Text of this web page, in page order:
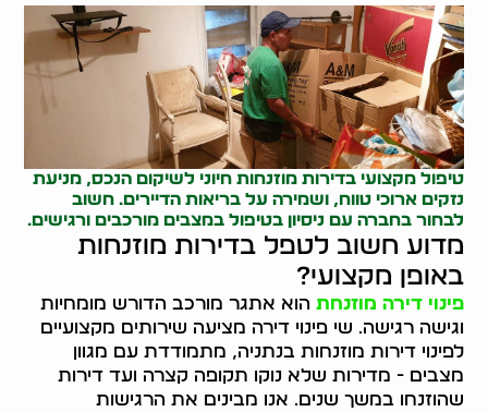
טיפול מקצועי בדירות מוזנחות חיוני לשיקום הנכס, מניעת
נזקים ארוכי טווח, ושמירה על בריאות הדיירים. חשוב
לבחור בחברה עם ניסיון בטיפול במצבים מורכבים ורגישים.
מדוע חשוב לטפל בדירות מוזנחות
באופן מקצועי?
פינוי דירה מוזנחת הוא אתגר מורכב הדורש מומחיות
וגישה רגישה. שי פינוי דירה מציעה שירותים מקצועיים
לפינוי דירות מוזנחות בנתניה, מתמודדת עם מגוון
מצבים - מדירות שלא נוקו תקופה קצרה ועד דירות
שהוזנחו במשך שנים. אנו מבינים את הרגישות